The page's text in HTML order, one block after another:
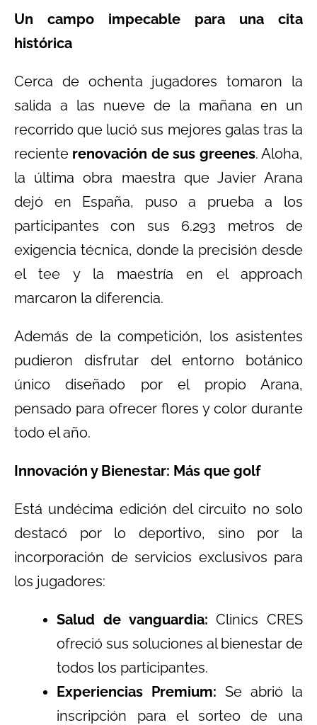
Un campo impecable para una cita
histórica
Cerca de ochenta jugadores tomaron la
salida a las nueve de la mañana en un
recorrido que lució sus mejores galas tras la
reciente renovación de sus greenes. Aloha,
la última obra maestra que Javier Arana
dejó en España, puso a prueba a los
participantes con sus 6.293 metros de
exigencia técnica, donde la precisión desde
el tee y la maestría en el approach
marcaron la diferencia.
Además de la competición, los asistentes
pudieron disfrutar del entorno botánico
único diseñado por el propio Arana,
pensado para ofrecer flores y color durante
todo el año.
Innovación y Bienestar: Más que golf
Está undécima edición del circuito no solo
destacó por lo deportivo, sino por la
incorporación de servicios exclusivos para
los jugadores:
Salud de vanguardia: Clinics CRES
ofreció sus soluciones al bienestar de
todos los participantes.
Experiencias Premium: Se abrió la
inscripción para el sorteo de una